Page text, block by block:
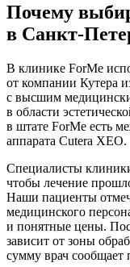
Почему
в Санкт-
В клинике ForMe
от компании Кутера
с высшим
в области
в штате ForMe есть
аппарата Cutera XEO.
Специалисты
чтобы лечение
Наши пациенты
медицинского
и понятные цены.
зависит от зоны
сумму врач сообщает